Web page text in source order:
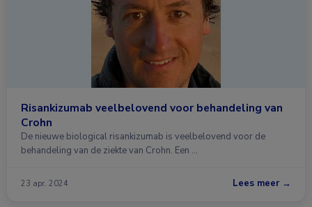
Risankizumab veelbelovend voor behandeling van
Crohn
De nieuwe biological risankizumab is veelbelovend voor de
behandeling van de ziekte van Crohn. Een …
23 apr. 2024 Lees meer →